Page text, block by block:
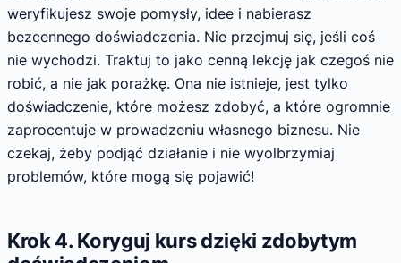
weryfikujesz swoje pomysły, idee i nabierasz
bezcennego doświadczenia. Nie przejmuj się, jeśli coś
nie wychodzi. Traktuj to jako cenną lekcję jak czegoś nie
robić, a nie jak porażkę. Ona nie istnieje, jest tylko
doświadczenie, które możesz zdobyć, a które ogromnie
zaprocentuje w prowadzeniu własnego biznesu. Nie
czekaj, żeby podjąć działanie i nie wyolbrzymiaj
problemów, które mogą się pojawić!
Krok 4. Koryguj kurs dzięki zdobytym